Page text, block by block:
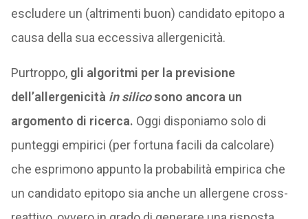
escludere un (altrimenti buon) candidato epitopo a
causa della sua eccessiva allergenicità.
Purtroppo,gli algoritmi per la previsione
dell’allergenicità in silicosono ancora un
argomento di ricerca. Oggi disponiamo solo di
punteggi empirici (per fortuna facili da calcolare)
che esprimono appunto la probabilità empirica che
un candidato epitopo sia anche un allergene cross-